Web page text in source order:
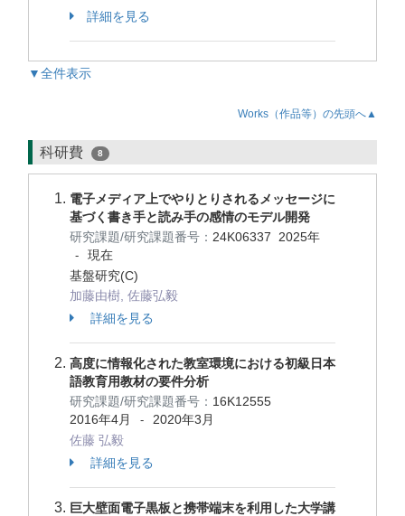
詳細を見る
▼全件表示
Works（作品等）の先頭へ▲
科研費 8
電子メディア上でやりとりされるメッセージに
基づく書き手と読み手の感情のモデル開発
研究課題/研究課題番号： 24K06337 2025年
-
現在
基盤研究(C)
加藤由樹, 佐藤弘毅
詳細を見る
高度に情報化された教室環境における初級日本
語教育用教材の要件分析
研究課題/研究課題番号： 16K12555
2016年4月
-
2020年3月
佐藤 弘毅
詳細を見る
巨大壁面電子黒板と携帯端末を利用した大学講